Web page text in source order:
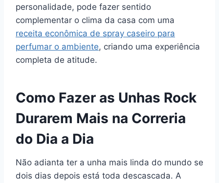
personalidade, pode fazer sentido
complementar o clima da casa com uma
receita econômica de spray caseiro para
perfumar o ambiente, criando uma experiência
completa de atitude.
Como Fazer as Unhas Rock
Durarem Mais na Correria
do Dia a Dia
Não adianta ter a unha mais linda do mundo se
dois dias depois está toda descascada. A